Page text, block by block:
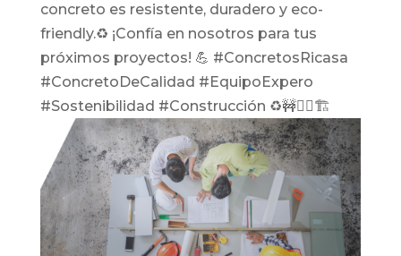
concreto es resistente, duradero y eco-
friendly.♻️ ¡Confía en nosotros para tus
próximos proyectos! 💪 #ConcretosRicasa
#ConcretoDeCalidad #EquipoExpero
#Sostenibilidad #Construcción ♻️🚧👷‍♂️🏗️